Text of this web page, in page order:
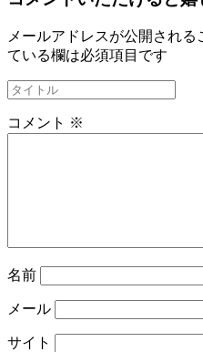
メールアドレスが公開される
ている欄は必須項目です
コメント ※
名前
メール
サイト